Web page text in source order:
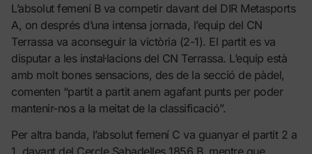
L’absolut femení B va competir davant del DIR Metasports
A, on després d’una intensa jornada, l’equip del CN
Terrassa va aconseguir la victòria (2-1). El partit es va
disputar a les instal·lacions del CN Terrassa. L’equip està
amb molt bones sensacions, des de la secció de pàdel,
comenten “partit a partit anem agafant punts per poder
mantenir-nos a la meitat de la classificació”.
Per altra banda, l’absolut femení C va guanyar el partit 2 a